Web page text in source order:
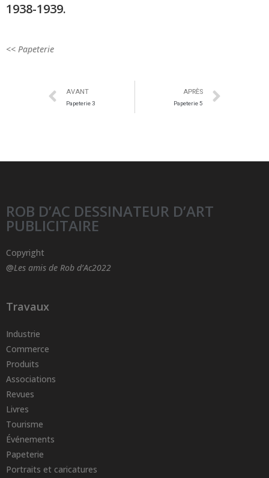
1938-1939.
<< Papeterie
AVANT
Papeterie 3
APRÈS
Papeterie 5
ROB D’AC DESSINATEUR D’ART
PUBLICITAIRE
Copyright
@Les amis de Rob d’Ac2022
Travaux
Industrie
Commerce
Produits
Associations
Revues
Livres
Tourisme
Événements
Papeterie
Portraits et caricatures